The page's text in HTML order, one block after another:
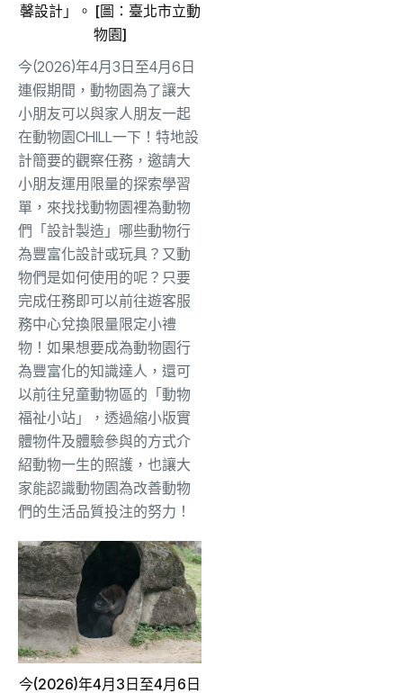
馨設計」。 [圖：臺北市立動
物園]
今(2026)年4月3日至4月6日
連假期間，動物園為了讓大
小朋友可以與家人朋友一起
在動物園CHILL一下！特地設
計簡要的觀察任務，邀請大
小朋友運用限量的探索學習
單，來找找動物園裡為動物
們「設計製造」哪些動物行
為豐富化設計或玩具？又動
物們是如何使用的呢？只要
完成任務即可以前往遊客服
務中心兌換限量限定小禮
物！如果想要成為動物園行
為豐富化的知識達人，還可
以前往兒童動物區的「動物
福祉小站」，透過縮小版實
體物件及體驗參與的方式介
紹動物一生的照護，也讓大
家能認識動物園為改善動物
們的生活品質投注的努力！
今(2026)年4月3日至4月6日